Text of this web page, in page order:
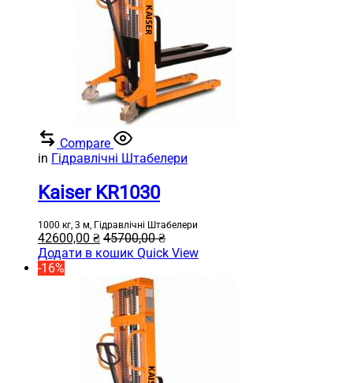
Compare
in Гідравлічні Штабелери
Kaiser KR1030
1000 кг, 3 м, Гідравлічні Штабелери
42600,00 ₴ 45700,00₴
Додати в кошик Quick View
-16%